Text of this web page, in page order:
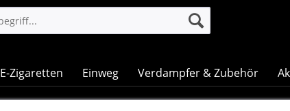
E-Zigaretten Einweg Verdampfer & Zubehör